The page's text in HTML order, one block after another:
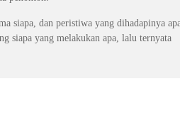
siapa, dan peristiwa yang dihadapinya
siapa yang melakukan apa, lalu ternyata